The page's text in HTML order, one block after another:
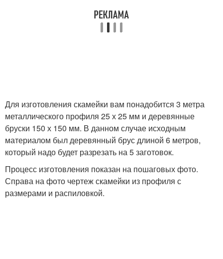
Для изготовления скамейки вам понадобится 3 метра
металлического профиля 25 х 25 мм и деревянные
бруски 150 х 150 мм. В данном случае исходным
материалом был деревянный брус длиной 6 метров,
который надо будет разрезать на 5 заготовок.
Процесс изготовления показан на пошаговых фото.
Справа на фото чертеж скамейки из профиля с
размерами и распиловкой.